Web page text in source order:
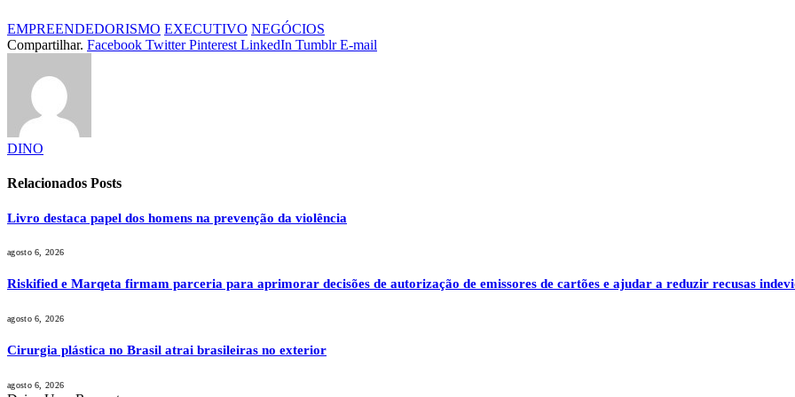
EMPREENDEDORISMO EXECUTIVO NEGÓCIOS
Compartilhar. Facebook Twitter Pinterest LinkedIn Tumblr E-mail
DINO
Relacionados Posts
Livro destaca papel dos homens na prevenção da violência
agosto 6, 2026
Riskified e Marqeta firmam parceria para aprimorar decisões de autorização de emissores de cartões e ajudar a reduzir recusas
agosto 6, 2026
Cirurgia plástica no Brasil atrai brasileiras no exterior
agosto 6, 2026